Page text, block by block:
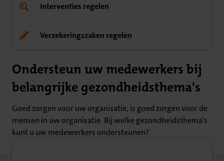
Interventies regelen
Verzekeringszaken regelen
Ondersteun uw medewerkers bij
belangrijke gezondheidsthema's
Goed zorgen voor uw organisatie, is goed zorgen voor de
mensen in uw organisatie. Bij welke gezondheidsthema's
kunt u uw medewerkers ondersteunen?